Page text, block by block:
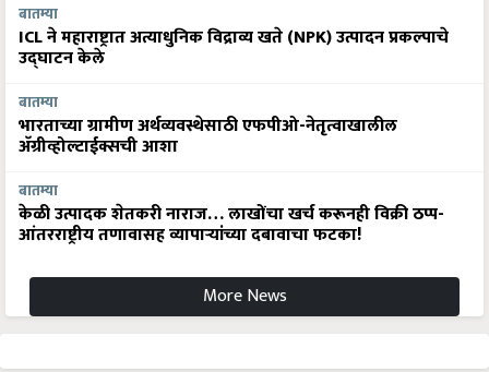
बातम्या
ICL ने महाराष्ट्रात अत्याधुनिक विद्राव्य खते (NPK) उत्पादन प्रकल्पाचे
उद्घाटन केले
बातम्या
भारताच्या ग्रामीण अर्थव्यवस्थेसाठी एफपीओ-नेतृत्वाखालील
अ‍ॅग्रीव्होल्टाईक्सची आशा
बातम्या
केळी उत्पादक शेतकरी नाराज… लाखोंचा खर्च करूनही विक्री ठप्प-
आंतरराष्ट्रीय तणावासह व्यापाऱ्यांच्या दबावाचा फटका!
More News